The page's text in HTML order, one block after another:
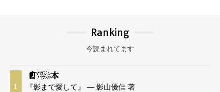
Ranking
今読まれてます
1 『影まで愛して』 — 影山優佳 著